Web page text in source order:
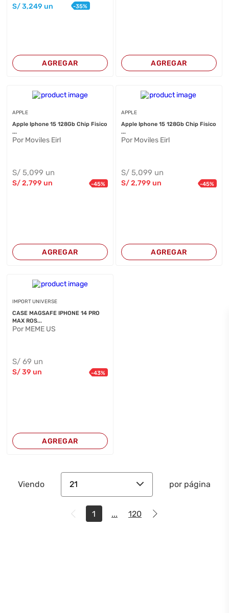
S/3,249 un -35%
AGREGAR AGREGAR
APPLE
Apple Iphone 15 128Gb Chip Fisico
...
Por Moviles Eirl
S/5,099 un
S/2,799 un -45%
AGREGAR
APPLE
Apple Iphone 15 128Gb Chip Fisico
...
Por Moviles Eirl
S/ 5,099 un
S/2,799 un -45%
AGREGAR
IMPORT UNIVERSE
CASE MAGSAFE IPHONE 14 PRO
MAX ROS...
Por MEME US
S/69 un
S/39 un -43%
AGREGAR
Viendo 21 por página
1 ... 120